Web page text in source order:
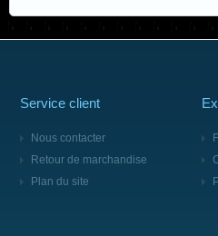
Service client
Nous contacter
Retour de marchandise
Plan du site